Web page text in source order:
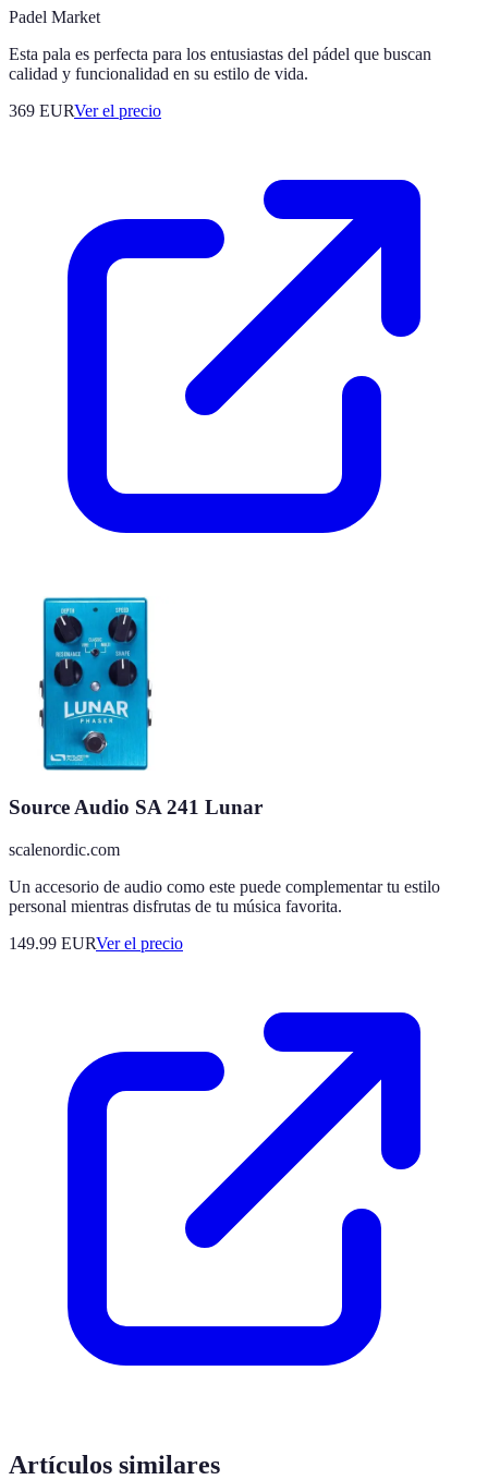
Padel Market
Esta pala es perfecta para los entusiastas del pádel que buscan
calidad y funcionalidad en su estilo de vida.
369 EURVer el precio
Source Audio SA 241 Lunar
scalenordic.com
Un accesorio de audio como este puede complementar tu estilo
personal mientras disfrutas de tu música favorita.
149.99 EURVer el precio
Artículos similares